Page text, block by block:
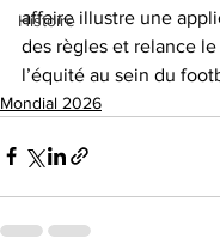
Histoire
affaire illustre une
des règles et relance
l’équité au sein du
Mondial 2026